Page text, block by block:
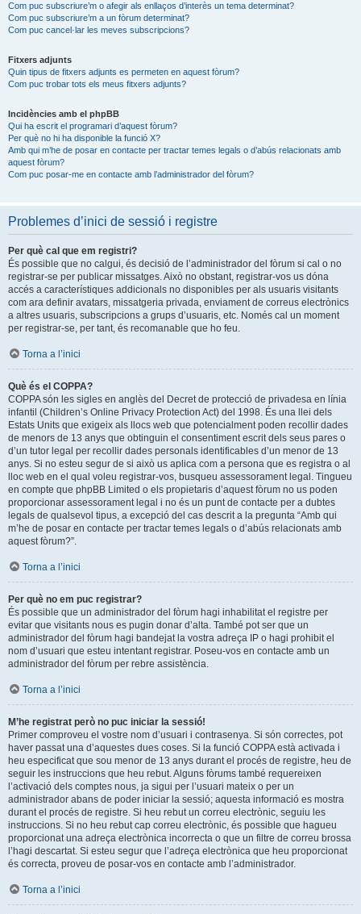
Com puc subscriure’m o afegir als enllaços d’interès un tema determinat?
Com puc subscriure’m a un fòrum determinat?
Com puc cancel·lar les meves subscripcions?
Fitxers adjunts
Quin tipus de fitxers adjunts es permeten en aquest fòrum?
Com puc trobar tots els meus fitxers adjunts?
Incidències amb el phpBB
Qui ha escrit el programari d’aquest fòrum?
Per què no hi ha disponible la funció X?
Amb qui m’he de posar en contacte per tractar temes legals o d’abús relacionats amb
aquest fòrum?
Com puc posar-me en contacte amb l’administrador del fòrum?
Problemes d’inici de sessió i registre
Per què cal que em registri?
És possible que no calgui, és decisió de l’administrador del fòrum si cal o no
registrar-se per publicar missatges. Això no obstant, registrar-vos us dóna
accés a característiques addicionals no disponibles per als usuaris visitants
com ara definir avatars, missatgeria privada, enviament de correus electrònics
a altres usuaris, subscripcions a grups d’usuaris, etc. Només cal un moment
per registrar-se, per tant, és recomanable que ho feu.
Torna a l’inici
Què és el COPPA?
COPPA són les sigles en anglès del Decret de protecció de privadesa en línia
infantil (Children’s Online Privacy Protection Act) del 1998. És una llei dels
Estats Units que exigeix als llocs web que potencialment poden recollir dades
de menors de 13 anys que obtinguin el consentiment escrit dels seus pares o
d’un tutor legal per recollir dades personals identificables d’un menor de 13
anys. Si no esteu segur de si això us aplica com a persona que es registra o al
lloc web en el qual voleu registrar-vos, busqueu assessorament legal. Tingueu
en compte que phpBB Limited o els propietaris d’aquest fòrum no us poden
proporcionar assessorament legal i no és un punt de contacte per a dubtes
legals de qualsevol tipus, a excepció del cas descrit a la pregunta “Amb qui
m’he de posar en contacte per tractar temes legals o d’abús relacionats amb
aquest fòrum?”.
Torna a l’inici
Per què no em puc registrar?
És possible que un administrador del fòrum hagi inhabilitat el registre per
evitar que visitants nous es pugin donar d’alta. També pot ser que un
administrador del fòrum hagi bandejat la vostra adreça IP o hagi prohibit el
nom d’usuari que esteu intentant registrar. Poseu-vos en contacte amb un
administrador del fòrum per rebre assistència.
Torna a l’inici
M’he registrat però no puc iniciar la sessió!
Primer comproveu el vostre nom d’usuari i contrasenya. Si són correctes, pot
haver passat una d’aquestes dues coses. Si la funció COPPA està activada i
heu especificat que sou menor de 13 anys durant el procés de registre, heu de
seguir les instruccions que heu rebut. Alguns fòrums també requereixen
l’activació dels comptes nous, ja sigui per l’usuari mateix o per un
administrador abans de poder iniciar la sessió; aquesta informació es mostra
durant el procés de registre. Si heu rebut un correu electrònic, seguiu les
instruccions. Si no heu rebut cap correu electrònic, és possible que hagueu
proporcionat una adreça electrònica incorrecta o que un filtre de correu brossa
l’hagi descartat. Si esteu segur que l’adreça electrònica que heu proporcionat
és correcta, proveu de posar-vos en contacte amb l’administrador.
Torna a l’inici